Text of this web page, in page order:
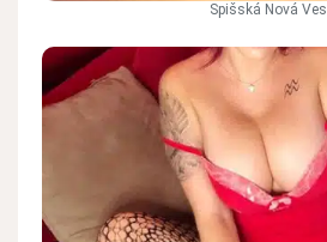
Spišská Nová Ves